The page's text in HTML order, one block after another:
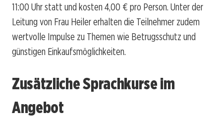
11:00 Uhr statt und kosten 4,00 € pro Person. Unter der
Leitung von Frau Heiler erhalten die Teilnehmer zudem
wertvolle Impulse zu Themen wie Betrugsschutz und
günstigen Einkaufsmöglichkeiten.
Zusätzliche Sprachkurse im
Angebot